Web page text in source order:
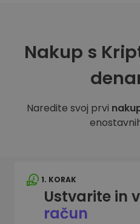
Nakup s
Naredite svoj prvi
1. KORAK
Ustvarite in
račun